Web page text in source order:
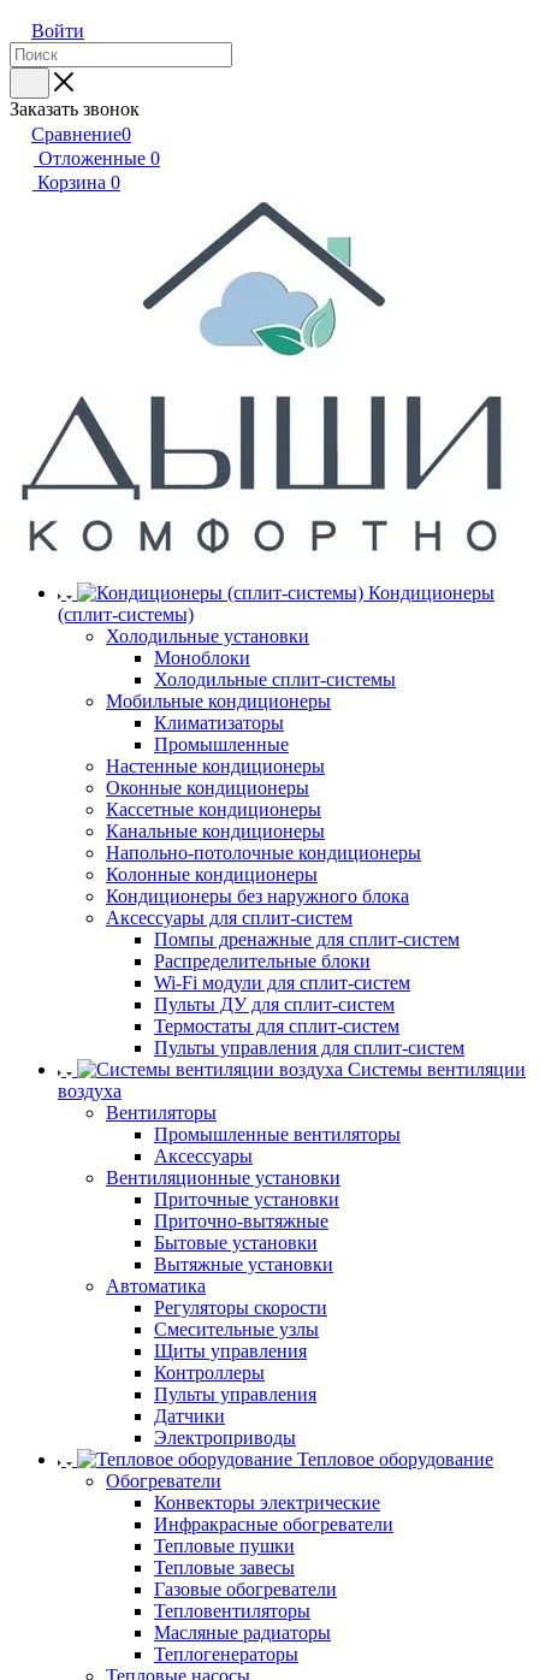
Войти
Заказать звонок
Сравнение0
Отложенные 0
Корзина 0
Кондиционеры
(сплит-системы)
Холодильные установки
Моноблоки
Холодильные сплит-системы
Мобильные кондиционеры
Климатизаторы
Промышленные
Настенные кондиционеры
Оконные кондиционеры
Кассетные кондиционеры
Канальные кондиционеры
Напольно-потолочные кондиционеры
Колонные кондиционеры
Кондиционеры без наружного блока
Аксессуары для сплит-систем
Помпы дренажные для сплит-систем
Распределительные блоки
Wi-Fi модули для сплит-систем
Пульты ДУ для сплит-систем
Термостаты для сплит-систем
Пульты управления для сплит-систем
Системы вентиляции
воздуха
Вентиляторы
Промышленные вентиляторы
Аксессуары
Вентиляционные установки
Приточные установки
Приточно-вытяжные
Бытовые установки
Вытяжные установки
Автоматика
Регуляторы скорости
Смесительные узлы
Щиты управления
Контроллеры
Пульты управления
Датчики
Электроприводы
Тепловое оборудование
Обогреватели
Конвекторы электрические
Инфракрасные обогреватели
Тепловые пушки
Тепловые завесы
Газовые обогреватели
Тепловентиляторы
Масляные радиаторы
Теплогенераторы
Тепловые насосы